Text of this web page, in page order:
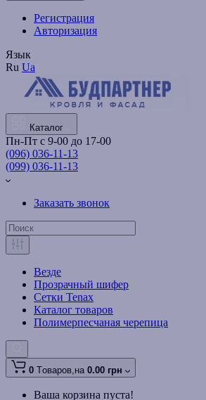
Регистрация
Авторизация
Язык
Ru Ua
Каталог
Пн-Пт с 9-00 до 17-00
(096) 036-11-13
(099) 036-11-13
Заказать звонок
Везде
Прозрачный шифер
Сетки Tenax
Каталог товаров
Полимерпесчаная черепица
0 Tоваров,на 0.00 грн
Ваша корзина пуста!